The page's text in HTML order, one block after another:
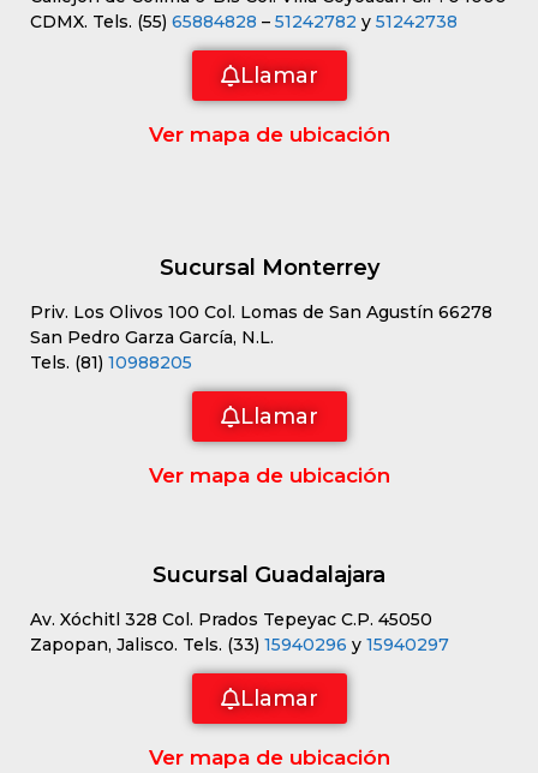
CDMX. Tels. (55) 65884828 – 51242782 y 51242738
Llamar
Ver mapa de ubicación
Sucursal Monterrey
Priv. Los Olivos 100 Col. Lomas de San Agustín 66278
San Pedro Garza García, N.L.
Tels. (81) 10988205
Llamar
Ver mapa de ubicación
Sucursal Guadalajara
Av. Xóchitl 328 Col. Prados Tepeyac C.P. 45050
Zapopan, Jalisco. Tels. (33) 15940296 y 15940297
Llamar
Ver mapa de ubicación